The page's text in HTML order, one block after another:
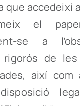
que accedeixi
el
se a
rigorós de
així com